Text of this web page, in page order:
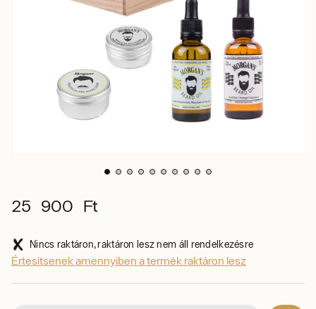
25 900 Ft
Nincs raktáron, raktáron lesz nem áll rendelkezésre
Értesítsenek amennyiben a termék raktáron lesz